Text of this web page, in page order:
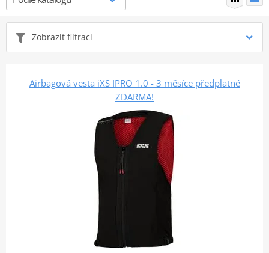
Zobrazit filtraci
Airbagová vesta iXS IPRO 1.0 - 3 měsíce předplatné
ZDARMA!